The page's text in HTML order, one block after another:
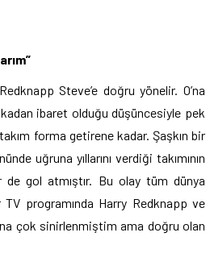
Steve’e doğru yönelir. O’na
ibaret olduğu düşüncesiyle pek
forma getirene kadar. Şaşkın bir
uğruna yıllarını verdiği takımının
de gol atmıştır. Bu olay tüm dünya
TV programında Harry Redknapp ve
çok sinirlenmiştim ama doğru olan